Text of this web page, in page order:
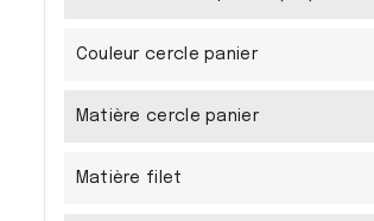
Couleur cercle panier
Matière cercle panier
Matière filet